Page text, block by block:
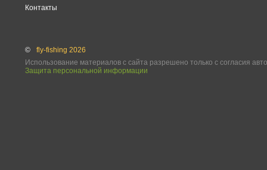
Контакты
©
fly-fishing 2026
Использование материалов с сайта разрешено только с согласия
Защита персональной информации